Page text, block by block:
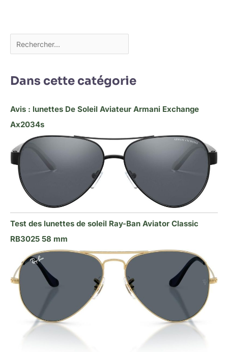
Dans cette catégorie
Avis : lunettes De Soleil Aviateur Armani Exchange
Ax2034s
Test des lunettes de soleil Ray-Ban Aviator Classic
RB3025 58 mm